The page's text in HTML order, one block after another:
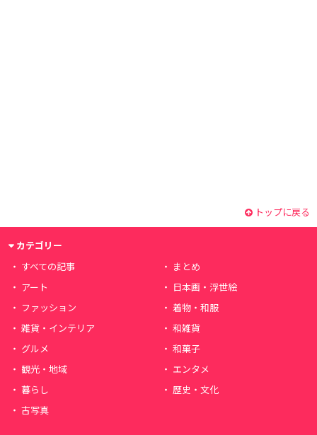
トップに戻る
カテゴリー
すべての記事
まとめ
アート
日本画・浮世絵
ファッション
着物・和服
雑貨・インテリア
和雑貨
グルメ
和菓子
観光・地域
エンタメ
暮らし
歴史・文化
古写真